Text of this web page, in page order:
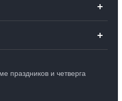
праздников и четверга